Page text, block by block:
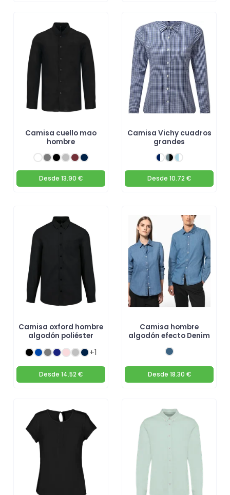
Camisa cuello mao
hombre
Desde 13.90 €
Camisa Vichy cuadros
grandes
Desde 10.72 €
Camisa oxford hombre
algodón poliéster
+1
Desde 14.52 €
Camisa hombre
algodón efecto Denim
Desde 18.30 €